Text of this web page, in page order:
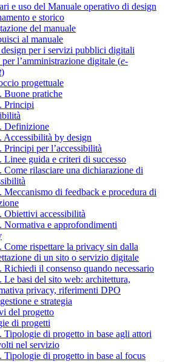
e uso del Manuale operativo di design
e storico
del manuale
al manuale
per i servizi pubblici digitali
l’amministrazione digitale (e-
)
progettuale
Buone pratiche
Principi
Definizione
Accessibilità by design
Principi per l’accessibilità
Linee guida e criteri di successo
Come rilasciare una dichiarazione di
Meccanismo di feedback e procedura di
Obiettivi accessibilità
Normativa e approfondimenti
Come rispettare la privacy sin dalla
di un sito o servizio digitale
Richiedi il consenso quando necessario
Le basi del sito web: architettura,
privacy, riferimenti DPO
e strategia
del progetto
di progetti
Tipologie di progetto in base agli attori
nel servizio
Tipologie di progetto in base al focus